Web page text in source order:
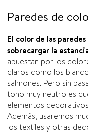
Paredes de
El color de las
sobrecargar la
apuestan por los
claros como los
salmones. Pero sin
tono muy neutro es
elementos
Además, usaremos
los textiles y otras